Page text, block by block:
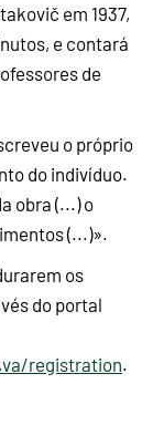
em 1937,
e contará
de
o próprio
do indivíduo.
obra (...) o
(...)».
os
do portal
registration.